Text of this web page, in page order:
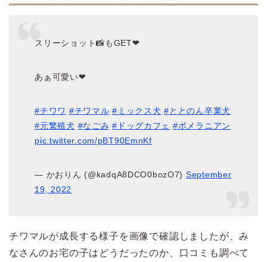
スリーショット📸もGET❤
あぁ可愛い❤
#チワワ #チワマル #ミックス犬 #ととのん卒業犬
#元繁殖犬 #なごみ #ドッグカフェ #ポメラニアン
pic.twitter.com/pBT90EmnKf
— かおりん (@kadqA8DCO0bozO7) September
19, 2022
チワマルが成長する様子を画像で確認しましたが、み
なさんのお宅の子はどうだったのか、口コミも調べて